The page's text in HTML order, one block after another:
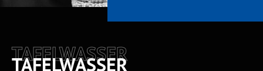
TAFELWASSER
TAFELWASSER